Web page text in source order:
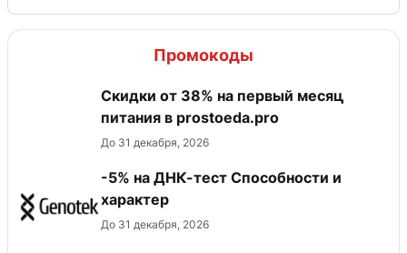
Промокоды
​Скидки от 38% на первый месяц
питания в prostoeda.pro
До 31 декабря, 2026
-5% на ДНК-тест Способности и
характер
До 31 декабря, 2026